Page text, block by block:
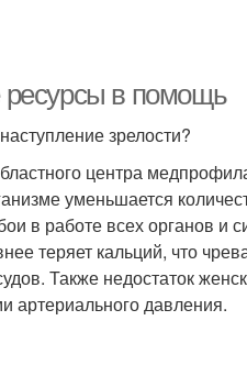
ресурсы в помощь
зрелости?
центра
уменьшается
в работе всех органов и
теряет кальций, что
Также недостаток
артериального давления.